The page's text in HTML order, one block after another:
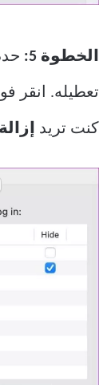
الخطوة 5:
تعطيله. انقر
كنت تريد